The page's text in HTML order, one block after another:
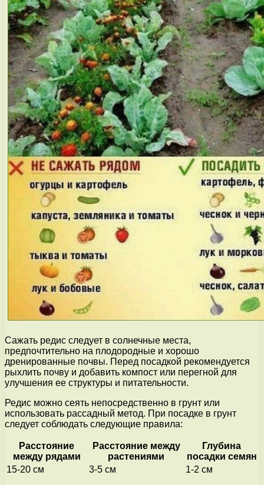
Сажать редис следует в солнечные места,
предпочтительно на плодородные и хорошо
дренированные почвы. Перед посадкой рекомендуется
рыхлить почву и добавить компост или перегной для
улучшения ее структуры и питательности.
Редис можно сеять непосредственно в грунт или
использовать рассадный метод. При посадке в грунт
следует соблюдать следующие правила:
Расстояние
между рядами
Расстояние между
растениями
Глубина
посадки семян
15-20 см
3-5 см 1-2 см